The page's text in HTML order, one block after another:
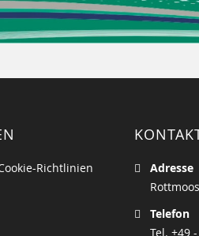
Richtlinien
Adresse
Telefon
Tel. +49